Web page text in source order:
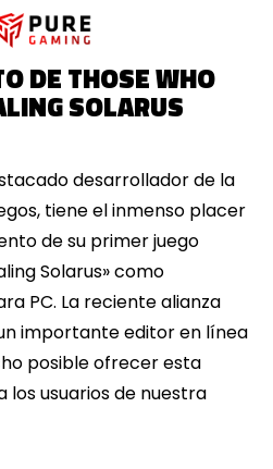
DE THOSE WHO
SOLARUS
desarrollador de la
tiene el inmenso placer
de su primer juego
Solarus» como
PC. La reciente alianza
importante editor en línea
posible ofrecer esta
los usuarios de nuestra